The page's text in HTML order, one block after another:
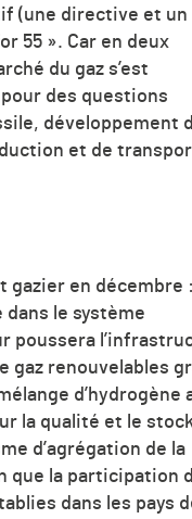
(une directive et un
55 ». Car en deux
du gaz s’est
des questions
développement
et de
gazier en décembre
le système
poussera
gaz renouvelables
d’hydrogène
la qualité et le
d’agrégation de la
que la participation
dans les pays